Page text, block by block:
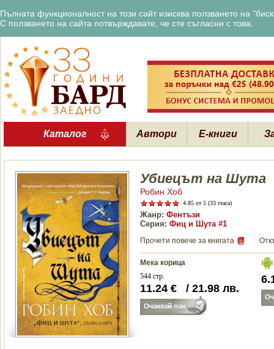
Пълната функционалност на този сайт изисква ползването на
С ползването на сайта потвърждавате, че сте съгласни с това.
Каталог Автори Е-книги
Убиецът на Шута
Робин Хоб
4.85 от 5 (33 гласа)
Жанр: Фентъзи
Серия: Фиц и Шута #1
Прочети повече за книгата
Мека корица
544 стр.
11.24 € / 21.98 лв.